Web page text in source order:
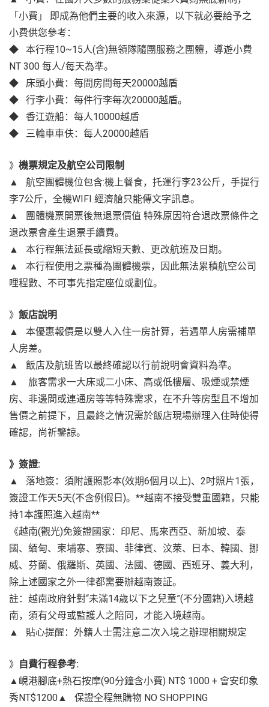
「小費」 即成為他們主要的收入來源，以下就必要給予之
小費供您參考：
◆ 本行程10~15人(含)無領隊隨團服務之團體，導遊小費
NT 300 每人/每天為準。
◆ 床頭小費：每間房間每天20000越盾
◆ 行李小費：每件行李每次20000越盾。
◆ 香江遊船：每人10000越盾
◆ 三輪車車伕：每人20000越盾
》 機票規定及航空公司限制
▲ 航空團體機位包含:機上餐食，托運行李23公斤，手提行
李7公斤，全機WIFI 經濟艙只能傳文字訊息。
▲ 團體機票開票後無退票價值 特殊原因符合退改票條件之
退改票會產生退票手續費。
▲ 本行程無法延長或縮短天數、更改航班及日期。
▲ 本行程使用之票種為團體機票，因此無法累積航空公司
哩程數、不可事先指定座位或劃位。
》 飯店說明
▲ 本優惠報價是以雙人入住一房計算，若遇單人房需補單
人房差。
▲ 飯店及航班皆以最終確認以行前說明會資料為準。
▲ 旅客需求一大床或二小床、高或低樓層、吸煙或禁煙
房、非邊間或連通房等等特殊需求，在不升等房型且不增加
售價之前提下，且最終之情況需於飯店現場辦理入住時使得
確認，尚祈鑒諒。
》簽證:
▲ 落地簽：須附護照影本(效期6個月以上)、2吋照片1張，
簽證工作天5天(不含例假日)。**越南不接受雙重國籍，只能
持1本護照進入越南**
《越南(觀光)免簽證國家：印尼、馬來西亞、新加坡、泰
國、緬甸、柬埔寨、寮國、菲律賓、汶萊、日本、韓國、挪
威、芬蘭、俄羅斯、英國、法國、德國、西班牙、義大利，
除上述國家之外一律都需要辦越南簽証。
註：越南政府針對“未滿14歲以下之兒童”(不分國籍)入境越
南，須有父母或監護人之陪同，才能入境越南。
▲ 貼心提醒：外籍人士需注意二次入境之辦理相關規定
》 自費行程參考:
▲峴港腳底+熱石按摩(90分鐘含小費) NT$ 1000 + 會安印象
秀NT$1200▲ 保證全程無購物 NO SHOPPING